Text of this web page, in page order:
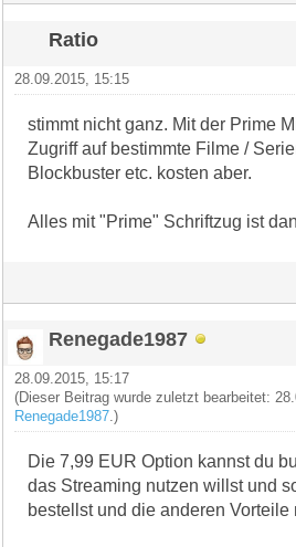
Ratio
28.09.2015, 15:15
stimmt nicht ganz. Mit der Prime
Zugriff auf bestimmte Filme /
Blockbuster etc. kosten aber.
Alles mit "Prime" Schriftzug ist
Renegade1987
28.09.2015, 15:17
(Dieser Beitrag wurde zuletzt bearbeitet:
Renegade1987 .)
Die 7,99 EUR Option kannst du
das Streaming nutzen willst und
bestellst und die anderen Vorteile